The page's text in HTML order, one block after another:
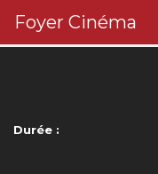
Foyer Cinéma
Durée :